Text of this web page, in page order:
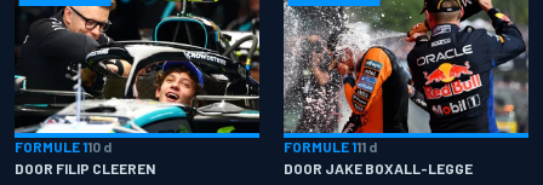
FORMULE 110 d
DOOR FILIP CLEEREN
FORMULE 111 d
DOOR JAKE BOXALL-LEGGE